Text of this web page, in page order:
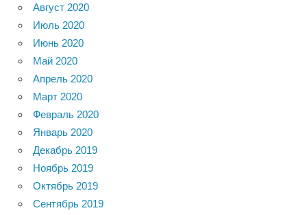
Август 2020
Июль 2020
Июнь 2020
Май 2020
Апрель 2020
Март 2020
Февраль 2020
Январь 2020
Декабрь 2019
Ноябрь 2019
Октябрь 2019
Сентябрь 2019